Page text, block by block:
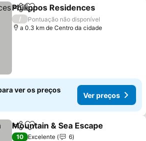
PartilharAdicionar aos favoritos
Philippos Residences
/
Pontuação não disponível
a 0.3 km de Centro da cidade
ver os preços
Ver preços
PartilharAdicionar aos favoritos
Mountain & Sea Escape
10 Excelente
6